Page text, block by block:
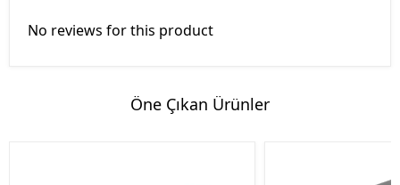
No reviews for this product
Öne Çıkan Ürünler